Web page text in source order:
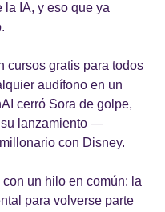
la IA, y eso que ya
cursos gratis para todos
audífono en un
cerró Sora de golpe,
su lanzamiento —
con Disney.
un hilo en común: la
para volverse parte